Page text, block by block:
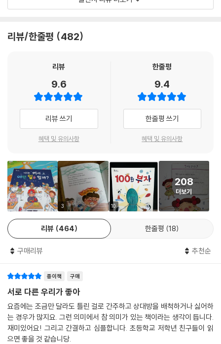
의 이야기를 통해, 어린이들이 이별을 어떻게 받아들이면 좋을지 알려 줍
가 당혹스러운 일이기 때문입니다.
〈스콜라 꼬마지식인〉은 어린이가 알아야 할 기본 지식을 그림과 함께 배우
며 호기심을 채워 가는 저학년 지식 그림책 시리즈입니다. 초등학교 저학
년 교과서에 나오는 주제들을 이 시리즈에서 다양하게 만날 수 있습니다.
시리즈의 열네 번째 권으로, 생태계가 살아 있는 논에서 벼농사를 지어 맛
있는 쌀밥 한 그릇을 먹는 이야기입니다. 우리 밥상 위에 쌀밥 한 그릇이 올
라오기까지, 벼농사의 과정을 알려주고 건강한 생태계가 얼마나 중요한지
[도서] 서로 다른 우리가 좋아
“다른 건 틀린 걸까?” 차이가 만들어 내는 다양성의 가치를 알려 주는 책
우리 사회에는 크고 작은 차별이 존재합니다. 성별, 나이, 재산, 학력, 인종,
장애, 종교, 사상 등이 ‘다르다’는 이유로 불이익을 당합니다. 어른들만의
이야기가 아니라 어린이들도 이런 차별을 경험합니다. 이 책 《서로 다른 우
리가 좋아》는 쌍둥이 남매 영우와 시우를 통해 아이들이 학교에서, 가정에
서, 사회에서 마주 하는 차별에 대해 이야기합니다. 쌍둥이 남매 영우와 시
서로의 생각을 나누며 차별이 왜 나쁜지 스스로 질문하고 해답을 찾게 됩
새에 차별을 했던 경험을 되새겨 볼 수 있을 것이고, 대수롭지 않게 했던 행
동이나 생각들이 차별에서 비롯된 것임을 깨닫게 될 것입니다.
이 시리즈의 특징은, 권마다 핵심 주제를 코믹하고 흥미롭게 풀어가는 역
찰자 시점에서 본문의 중심 내용을 해설하거나 문제 해결에 도움을 준다.
이야기를 읽는 재미도 함께 느낄 수 있다.
스콜라 꼬마지식인은 사회, 문화, 환경, 인성, 경제 등 초등학교 1~2학년
교과서에 나오는 내용 중에서 주제를 선별한 뒤, 그 주제에 맞는 적절한 이
야기와 그림을 넣어 후속 권을 붙여 나갈 계획이다.
리뷰/한줄평 482
리뷰
9.6
리뷰 쓰기
혜택 및 유의사항
한줄평
9.4
한줄평 쓰기
혜택 및 유의사항
3 10
208
더보기
리뷰 464 한줄평 18
구매리뷰 추천순
종이책 구매
서로 다른 우리가 좋아
요즘에는 조금만 달라도 틀린 걸로 간주하고 상대방을 배척하거나 싫어하
는 경우가 많지요. 그런 의미에서 참 의미가 있는 책이라는 생각이 듭니다.
재미있어요! 그리고 간결하고 심플합니다. 초등학교 저학년 친구들이 읽
으면 좋을 것 같습니당.